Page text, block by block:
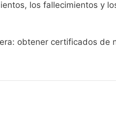
los fallecimientos y
obtener certificados de